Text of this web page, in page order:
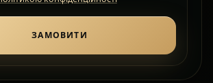
ЗАМОВИТИ